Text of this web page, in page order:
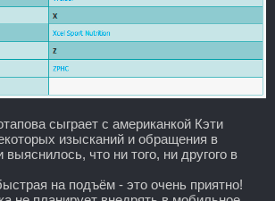
сыграет с американкой Кэти
изысканий и обращения в
что ни того, ни другого в
на подъём - это очень приятно!